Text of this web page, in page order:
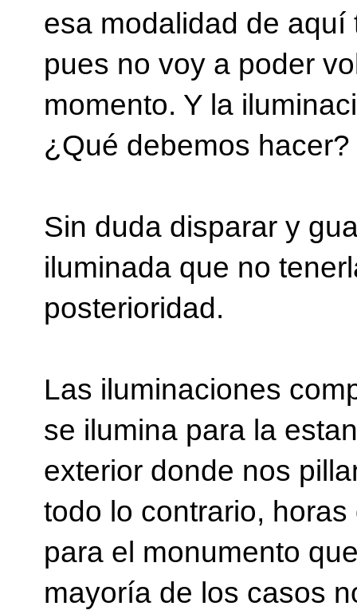
esa modalidad de
pues no voy a poder
momento. Y la
¿Qué debemos hacer?
Sin duda disparar y
iluminada que no
posterioridad.
Las iluminaciones
se ilumina para la
exterior donde nos
todo lo contrario,
para el monumento
mayoría de los casos